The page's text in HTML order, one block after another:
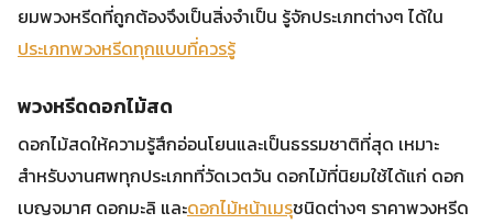
ยมพวงหรีดที่ถูกต้องจึงเป็นสิ่งจำเป็น รู้จักประเภทต่างๆ ได้ใน
ประเภทพวงหรีดทุกแบบที่ควรรู้
พวงหรีดดอกไม้สด
ดอกไม้สดให้ความรู้สึกอ่อนโยนและเป็นธรรมชาติที่สุด เหมาะ
สำหรับงานศพทุกประเภทที่วัดเวตวัน ดอกไม้ที่นิยมใช้ได้แก่ ดอก
เบญจมาศ ดอกมะลิ และดอกไม้หน้าเมรุชนิดต่างๆ ราคาพวงหรีด